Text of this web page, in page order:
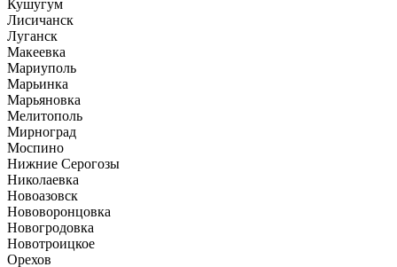
Кушугум
Лисичанск
Луганск
Макеевка
Мариуполь
Марьинка
Марьяновка
Мелитополь
Мирноград
Моспино
Нижние Серогозы
Николаевка
Новоазовск
Нововоронцовка
Новогродовка
Новотроицкое
Орехов